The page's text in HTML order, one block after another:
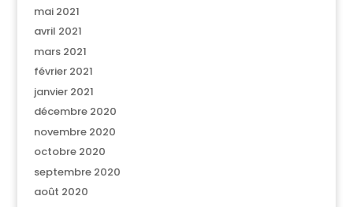
mai 2021
avril 2021
mars 2021
février 2021
janvier 2021
décembre 2020
novembre 2020
octobre 2020
septembre 2020
août 2020